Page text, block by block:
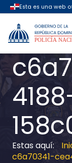
c6a70341-